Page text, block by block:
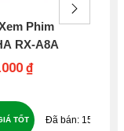
Phim
RX-A8A
₫
153
TỐT